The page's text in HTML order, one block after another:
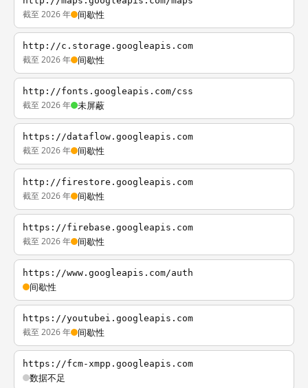
截至 2026 年 间歇性
http://c.storage.googleapis.com
截至 2026 年 间歇性
http://fonts.googleapis.com/css
截至 2026 年 未屏蔽
https://dataflow.googleapis.com
截至 2026 年 间歇性
http://firestore.googleapis.com
截至 2026 年 间歇性
https://firebase.googleapis.com
截至 2026 年 间歇性
https://www.googleapis.com/auth
间歇性
https://youtubei.googleapis.com
截至 2026 年 间歇性
https://fcm-xmpp.googleapis.com
数据不足